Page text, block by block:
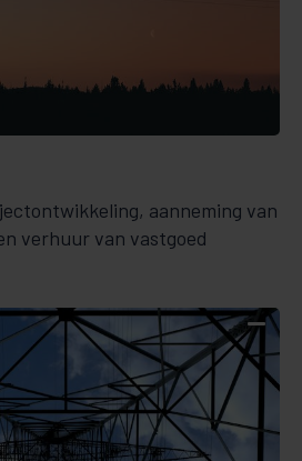
aanneming van
verhuur van vastgoed